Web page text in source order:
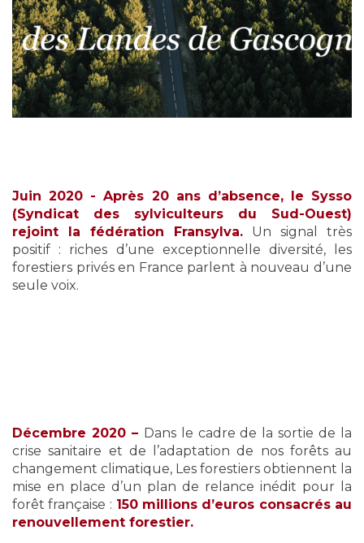
Juin 2020 - Après 20 ans d’absence, le Sysso
(Syndicat des sylviculteurs du Sud-Ouest)
rejoint la fédération Fransylva. Un signal très
positif : riches d’une exceptionnelle diversité, les
forestiers privés en France parlent à nouveau d’une
seule voix.
Décembre 2020 – Dans le cadre de la sortie de la
crise sanitaire et de l’adaptation de nos forêts au
changement climatique, Les forestiers obtiennent la
mise en place d’un plan de relance inédit pour la
forêt française : 150 millions d’euros consacrés au
renouvellement forestier.